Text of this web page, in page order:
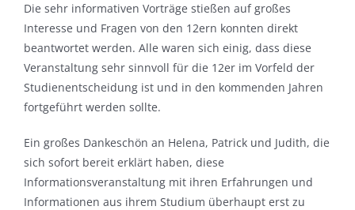
Die sehr informativen Vorträge stießen auf großes
Interesse und Fragen von den 12ern konnten direkt
beantwortet werden. Alle waren sich einig, dass diese
Veranstaltung sehr sinnvoll für die 12er im Vorfeld der
Studienentscheidung ist und in den kommenden Jahren
fortgeführt werden sollte.
Ein großes Dankeschön an Helena, Patrick und Judith, die
sich sofort bereit erklärt haben, diese
Informationsveranstaltung mit ihren Erfahrungen und
Informationen aus ihrem Studium überhaupt erst zu